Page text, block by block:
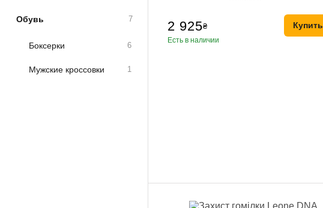
Обувь 7
Боксерки 6
Мужские кроссовки 1
2 925₴
Есть в наличии
Купить